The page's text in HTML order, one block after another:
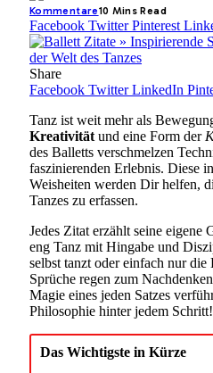
Kommentare10 Mins Read
Facebook Twitter Pinterest
Share
Facebook Twitter LinkedIn
Tanz ist weit mehr als
Kreativität und eine Form der
des Balletts verschmelzen
faszinierenden Erlebnis. Diese
Weisheiten werden Dir helfen,
Tanzes zu erfassen.
Jedes Zitat erzählt seine eigene
eng Tanz mit Hingabe und
selbst tanzt oder einfach nur
Sprüche regen zum
Magie eines jeden Satzes
Philosophie hinter jedem Schritt!
Das Wichtigste in Kürze